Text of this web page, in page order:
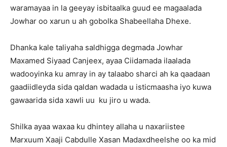
waramayaa in la geeyay isbitaalka guud ee magaalada
Jowhar oo xarun u ah gobolka Shabeellaha Dhexe.
Dhanka kale taliyaha saldhigga degmada Jowhar
Maxamed Siyaad Canjeex, ayaa Ciidamada ilaalada
wadooyinka ku amray in ay talaabo sharci ah ka qaadaan
gaadiidleyda sida qaldan wadada u isticmaasha iyo kuwa
gawaarida sida xawli uu ku jiro u wada.
Shilka ayaa waxaa ku dhintey allaha u naxariistee
Marxuum Xaaji Cabdulle Xasan Madaxdheelshe oo ka mid